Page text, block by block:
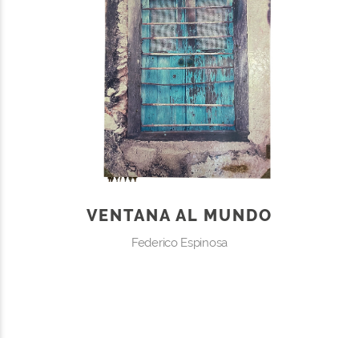
VENTANA AL MUNDO
Federico Espinosa